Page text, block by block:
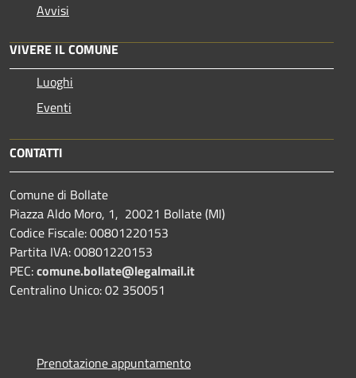
Avvisi
VIVERE IL COMUNE
Luoghi
Eventi
CONTATTI
Comune di Bollate
Piazza Aldo Moro, 1, 20021 Bollate (MI)
Codice Fiscale: 00801220153
Partita IVA: 00801220153
PEC:comune.bollate@legalmail.it
Centralino Unico: 02 350051
Prenotazione appuntamento